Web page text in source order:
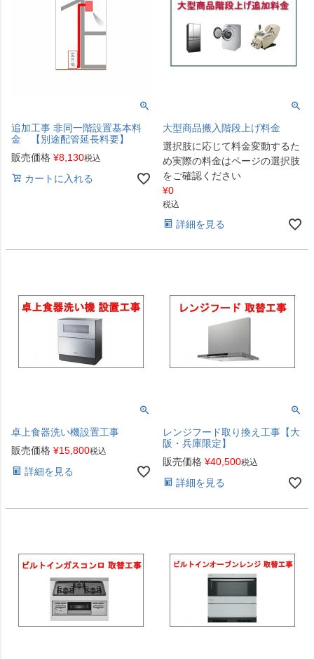
追加工事 非同一階設置基本料
金 【別途配管延長料要】
販売価格 ¥8,130税込
カートに入れる
大型商品搬入階段上げ料金
選択肢に応じて料金変動するた
め実際の料金はページの選択肢
をご確認ください
¥0
税込
詳細を見る
卓上食器洗い機設置工事
販売価格 ¥15,800税込
詳細を見る
レンジフード取り換え工事【大
阪・兵庫限定】
販売価格 ¥40,500税込
詳細を見る